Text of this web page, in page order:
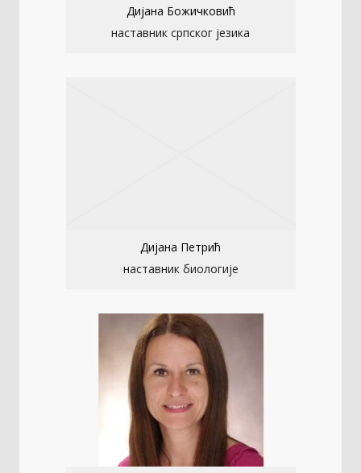
Дијана Божичковић
наставник српског језика
Дијана Петрић
наставник биологије